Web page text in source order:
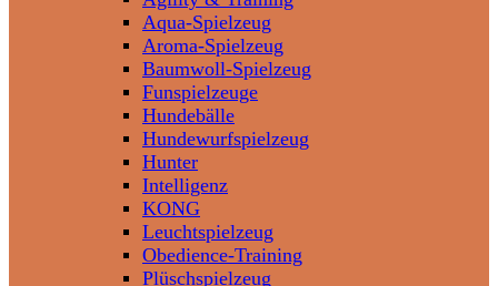
Aqua-Spielzeug
Aroma-Spielzeug
Baumwoll-Spielzeug
Funspielzeuge
Hundebälle
Hundewurfspielzeug
Hunter
Intelligenz
KONG
Leuchtspielzeug
Obedience-Training
Plüschspielzeug